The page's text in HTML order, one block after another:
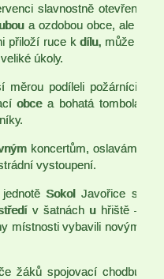
slavnostně otevřen.
a ozdobou obce, ale i
přiloží ruce k dílu, může i
úkoly.
podíleli požárníci.
obce a bohatá tombola
koncertům, oslavám,
vystoupení.
Sokol Javořice si
v šatnách u hřiště –
místnosti vybavili novým
žáků spojovací chodbu